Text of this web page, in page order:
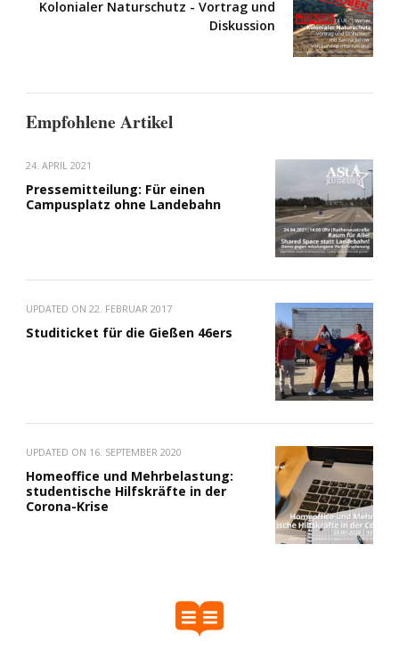
Kolonialer Naturschutz - Vortrag und
Diskussion
Empfohlene Artikel
24. APRIL 2021
Pressemitteilung: Für einen
Campusplatz ohne Landebahn
UPDATED ON 22. FEBRUAR 2017
Studiticket für die Gießen 46ers
UPDATED ON 16. SEPTEMBER 2020
Homeoffice und Mehrbelastung:
studentische Hilfskräfte in der
Corona-Krise